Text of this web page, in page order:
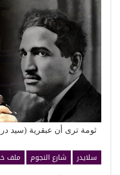
ثومة ترى أن عبقرية (سيد
سلايدر شارع النجوم
ملف